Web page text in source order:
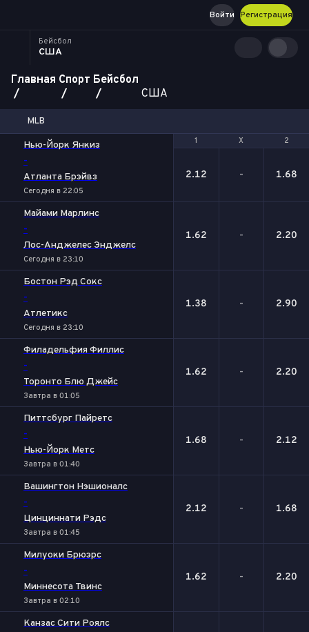
Регистрация
Войти
Бейсбол
США
Главная Спорт Бейсбол
США
MLB
1 Х 2
Нью-Йорк Янкиз
-
Атланта Брэйвз
Сегодня в 22:05
1 Х 2
2.12 - 1.68
Майами Марлинс
-
Лос-Анджелес Энджелс
Сегодня в 23:10
1.62 - 2.20
Бостон Рэд Сокс
-
Атлетикс
Сегодня в 23:10
1.38 - 2.90
Филадельфия Филлис
-
Торонто Блю Джейс
Завтра в 01:05
1.62 - 2.20
Питтсбург Пайретс
-
Нью-Йорк Метс
Завтра в 01:40
1.68 - 2.12
Вашингтон Нэшионалс
-
Цинциннати Рэдс
Завтра в 01:45
2.12 - 1.68
Милуоки Брюэрс
-
Миннесота Твинс
Завтра в 02:10
1.62 - 2.20
Канзас Сити Роялс